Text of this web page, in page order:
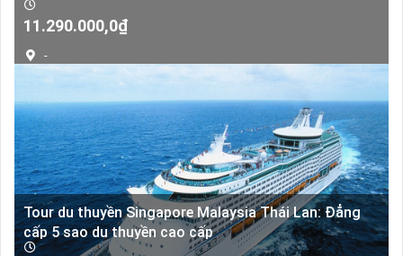
Giá
là:
11.290.000,0₫Giá
11.290.000,0₫.
-
Tour du thuyền Singapore Malaysia Thái Lan: Đẳng
cấp 5 sao du thuyền cao cấp